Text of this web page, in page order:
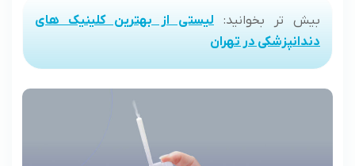
بیش تر بخوانید: لیستی از بهترین کلینیک های
دندانپزشکی در تهران